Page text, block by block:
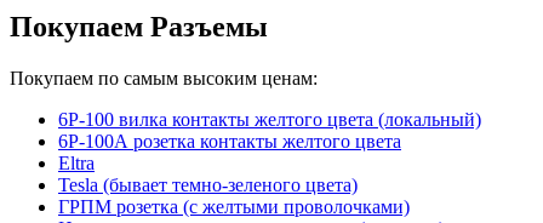
Покупаем Разъемы
Покупаем по самым высоким ценам:
6Р-100 вилка контакты желтого цвета (локальный)
6Р-100А розетка контакты желтого цвета
Eltra
Tesla (бывает темно-зеленого цвета)
ГРПМ розетка (с желтыми проволочками)